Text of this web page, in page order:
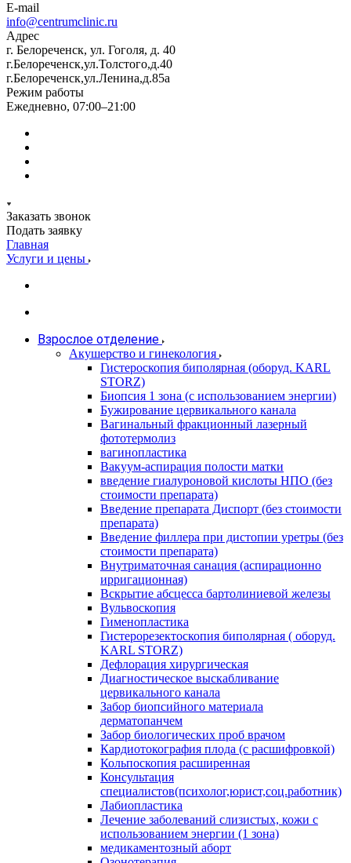
E-mail
info@centrumclinic.ru
Адрес
г. Белореченск, ул. Гоголя, д. 40
г.Белореченск,ул.Толстого,д.40
г.Белореченск,ул.Ленина,д.85а
Режим работы
Ежедневно, 07:00–21:00
Заказать звонок
Подать заявку
Главная
Услуги и цены
Взрослое отделение
Акушерство и гинекология
Гистероскопия биполярная (оборуд. KARL
STORZ)
Биопсия 1 зона (с использованием энергии)
Бужирование цервикального канала
Вагинальный фракционный лазерный
фототермолиз
вагинопластика
Вакуум-аспирация полости матки
введение гиалуроновой кислоты НПО (без
стоимости препарата)
Введение препарата Диспорт (без стоимости
препарата)
Введение филлера при дистопии уретры (без
стоимости препарата)
Внутриматочная санация (аспирационно
ирригационная)
Вскрытие абсцесса бартолиниевой железы
Вульвоскопия
Гименопластика
Гистерорезектоскопия биполярная ( оборуд.
KARL STORZ)
Дефлорация хирургическая
Диагностическое выскабливание
цервикального канала
Забор биопсийного материала
дерматопанчем
Забор биологических проб врачом
Кардиотокография плода (с расшифровкой)
Кольпоскопия расширенная
Консультация
специалистов(психолог,юрист,соц.работник)
Лабиопластика
Лечение заболеваний слизистых, кожи с
использованием энергии (1 зона)
медикаментозный аборт